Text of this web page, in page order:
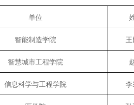
单位
智能制造学院
智慧城市工程学院
信息科学与工程学院